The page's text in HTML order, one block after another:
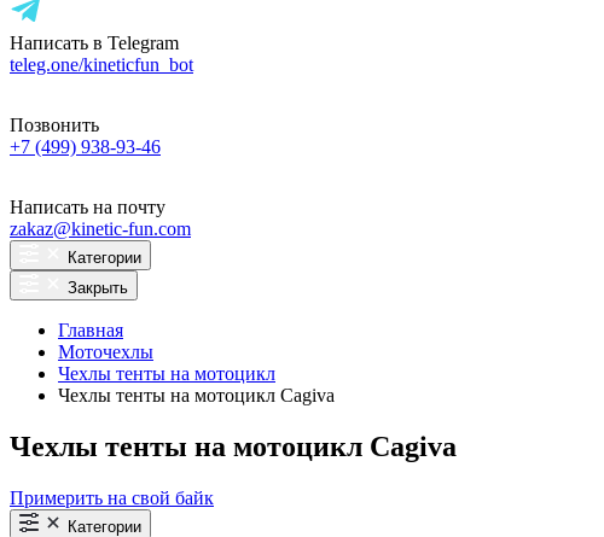
Написать в Telegram
teleg.one/kineticfun_bot
Позвонить
+7 (499) 938-93-46
Написать на почту
zakaz@kinetic-fun.com
Категории
Закрыть
Главная
Моточехлы
Чехлы тенты на мотоцикл
Чехлы тенты на мотоцикл Cagiva
Чехлы тенты на мотоцикл Cagiva
Примерить на свой байк
Категории